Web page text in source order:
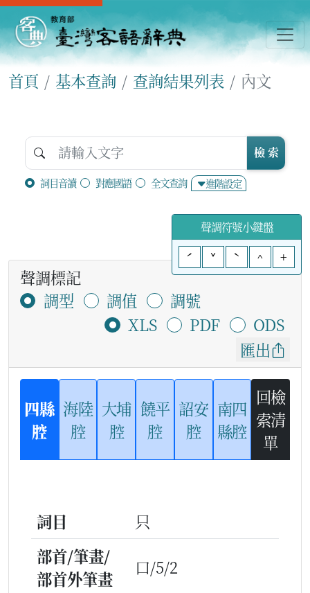
首頁 基本查詢 查詢結果列表 內文
詞目音讀 對應國語 全文查詢 進階設定
檢 索
聲調符號小鍵盤
ˊ
ˇ ˋ ^ +
聲調標記
調型
調值
調號
XLS
PDF
ODS
匯出
四縣
腔
海陸
腔
大埔
腔
饒平
腔
詔安
腔
南四
縣腔
回檢
索清
單
詞目
只
部首/筆畫/
部首外筆畫
口/5/2